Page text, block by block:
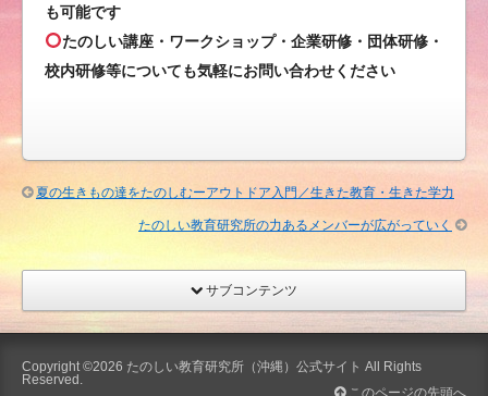
ご
い
っ
て
は
も可能です
たのしい講座・ワークショップ・企業研修・団体研修・
校内研修等についても気軽にお問い合わせください
夏の生きもの達をたのしむーアウトドア入門／生きた教育・生きた学力
たのしい教育研究所の力あるメンバーが広がっていく
サブコンテンツ
Copyright ©2026 たのしい教育研究所（沖縄）公式サイト All Rights
Reserved.
このページの先頭へ